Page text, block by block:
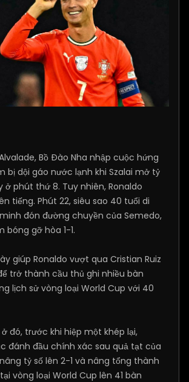
Bồ Đào Nha nhập cuộc hứng
bị dội gáo nước lạnh khi Szalai mở tỷ
ở phút thứ 8. Tuy nhiên, Ronaldo
tiếng. Phút 22, siêu sao 40 tuổi di
đón đường chuyền của Semedo,
bóng gỡ hòa 1-1.
giúp Ronaldo vượt qua Cristian Ruiz
trở thành cầu thủ ghi nhiều bàn
lịch sử vòng loại World Cup với 40
đó, trước khi hiệp một khép lại,
đánh đầu chính xác sau quả tạt của
tỷ số lên 2-1 và nâng tổng thành
vòng loại World Cup lên 41 bàn